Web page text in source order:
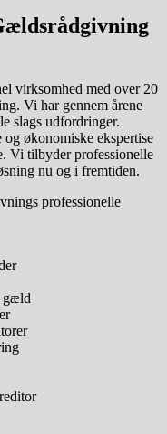
virksomhed med over 20
Vi har gennem årene
slags udfordringer.
økonomiske ekspertise
Vi tilbyder professionelle
nu og i fremtiden.
professionelle
gæld